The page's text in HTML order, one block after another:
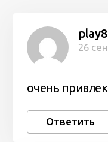
26
очень
Ответить